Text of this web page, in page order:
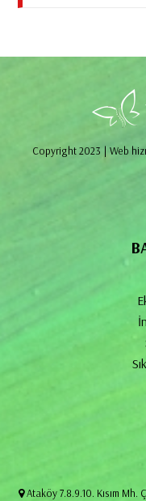
Copyright 2023 | Web
Ataköy 7.8.9.10. Kısım Mh.